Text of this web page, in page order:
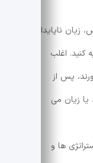
زیان ناپایدار
کنید. اغلب
پس از
زیان می
ها و